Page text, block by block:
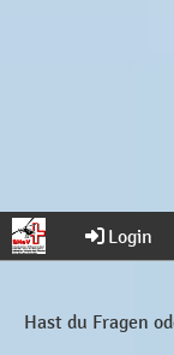
Login
Hast du Fragen